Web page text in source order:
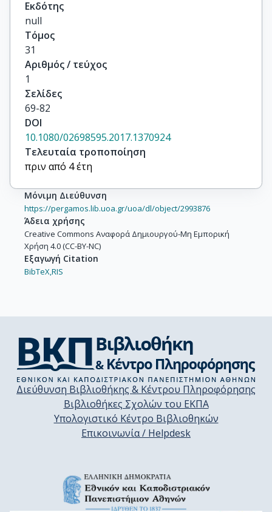
Εκδότης
null
Τόμος
31
Αριθμός / τεύχος
1
Σελίδες
69-82
DOI
10.1080/02698595.2017.1370924
Τελευταία τροποποίηση
πριν από 4 έτη
Μόνιμη Διεύθυνση
https://pergamos.lib.uoa.gr/uoa/dl/object/2993876
Άδεια χρήσης
Creative Commons Αναφορά Δημιουργού-Μη Εμπορική
Χρήση 4.0 (CC-BY-NC)
Εξαγωγή Citation
BibTeX,RIS
Διεύθυνση Βιβλιοθήκης & Κέντρου Πληροφόρησης
Βιβλιοθήκες Σχολών του ΕΚΠΑ
Υπολογιστικό Κέντρο Βιβλιοθηκών
Επικοινωνία / Helpdesk